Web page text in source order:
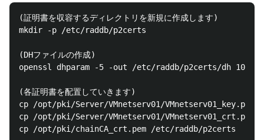
(証明書を収容するディレクトリを新規に作成します)
mkdir -p /etc/raddb/p2certs
(DHファイルの作成)
openssl dhparam -5 -out /etc/raddb/p2certs/dh 1024
(各証明書を配置していきます)
cp /opt/pki/Server/VMnetserv01/
cp /opt/pki/Server/VMnetserv01/